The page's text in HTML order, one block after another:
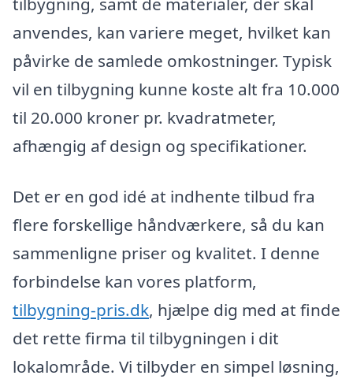
anvendes, kan variere meget, hvilket kan
påvirke de samlede omkostninger. Typisk
vil en tilbygning kunne koste alt fra 10.000
til 20.000 kroner pr. kvadratmeter,
afhængig af design og specifikationer.
Det er en god idé at indhente tilbud fra
flere forskellige håndværkere, så du kan
sammenligne priser og kvalitet. I denne
forbindelse kan vores platform,
tilbygning-pris.dk, hjælpe dig med at finde
det rette firma til tilbygningen i dit
lokalområde. Vi tilbyder en simpel løsning,